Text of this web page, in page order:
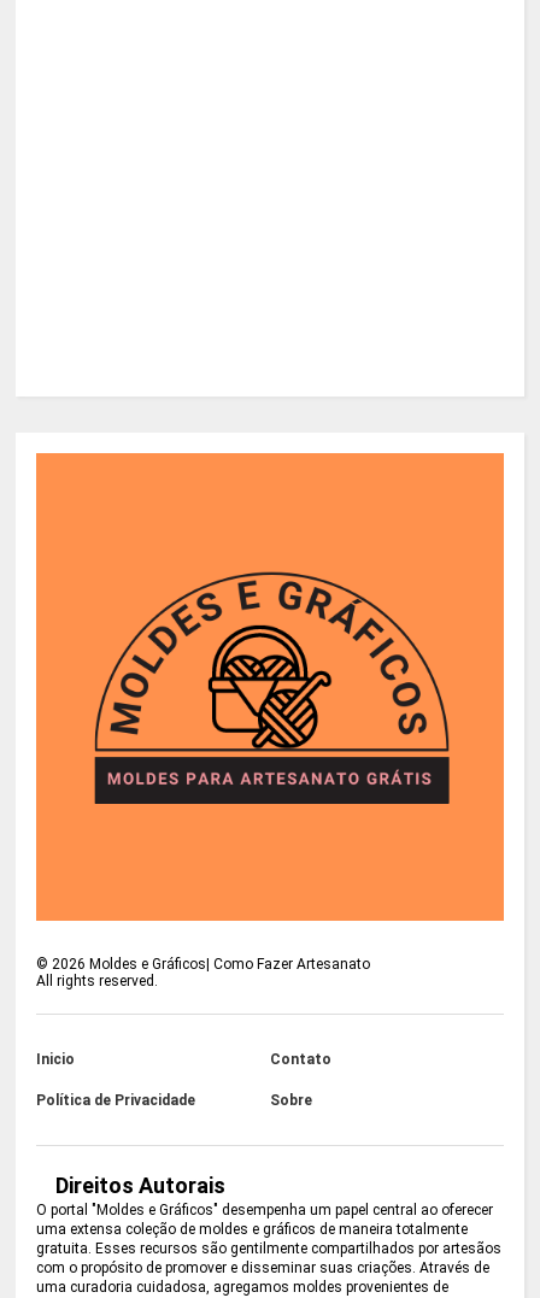
© 2026 Moldes e Gráficos| Como Fazer Artesanato
All rights reserved.
Inicio Contato
Política de Privacidade Sobre
Direitos Autorais
O portal "Moldes e Gráficos" desempenha um papel central ao oferecer
uma extensa coleção de moldes e gráficos de maneira totalmente
gratuita. Esses recursos são gentilmente compartilhados por artesãos
com o propósito de promover e disseminar suas criações. Através de
uma curadoria cuidadosa, agregamos moldes provenientes de